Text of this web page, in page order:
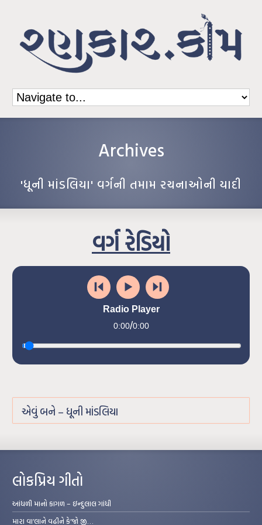
Archives
'ધૂની માંડલિયા' વર્ગની તમામ રચનાઓની યાદી
વર્ગ રેડિયો
Radio Player
0:00/0:00
એવું બને – ધૂની માંડલિયા
લોકપ્રિય ગીતો
આંધળી માનો કાગળ – ઇન્દુલાલ ગાંધી
મારા વા’લાને વઢીને કે’જો જી…